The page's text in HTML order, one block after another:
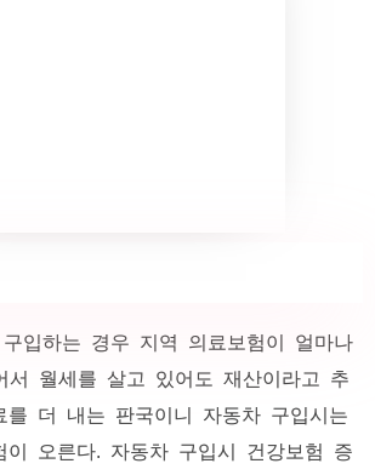
입하는 경우 지역 의료보험이 얼마나
서 월세를 살고 있어도 재산이라고 추
를 더 내는 판국이니 자동차 구입시는
이 오른다. 자동차 구입시 건강보험 증